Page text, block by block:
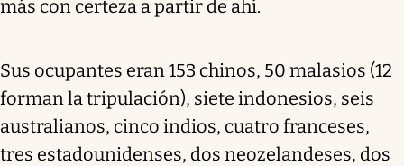
más con certeza a partir de ahí.
Sus ocupantes eran 153 chinos, 50 malasios (12
forman la tripulación), siete indonesios, seis
australianos, cinco indios, cuatro franceses,
tres estadounidenses, dos neozelandeses, dos